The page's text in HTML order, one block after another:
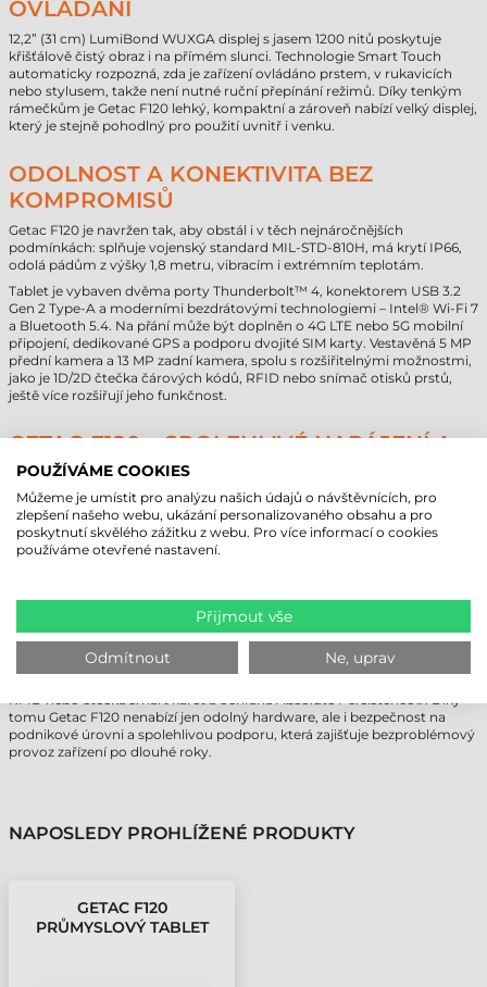
OVLÁDÁNÍ
12,2” (31 cm) LumiBond WUXGA displej s jasem 1200 nitů poskytuje
křišťálově čistý obraz i na přímém slunci. Technologie Smart Touch
automaticky rozpozná, zda je zařízení ovládáno prstem, v rukavicích
nebo stylusem, takže není nutné ruční přepínání režimů. Díky tenkým
rámečkům je Getac F120 lehký, kompaktní a zároveň nabízí velký displej,
který je stejně pohodlný pro použití uvnitř i venku.
ODOLNOST A KONEKTIVITA BEZ
KOMPROMISŮ
Getac F120 je navržen tak, aby obstál i v těch nejnáročnějších
podmínkách: splňuje vojenský standard MIL-STD-810H, má krytí IP66,
odolá pádům z výšky 1,8 metru, vibracím i extrémním teplotám.
Tablet je vybaven dvěma porty Thunderbolt™ 4, konektorem USB 3.2
Gen 2 Type-A a moderními bezdrátovými technologiemi – Intel® Wi-Fi 7
a Bluetooth 5.4. Na přání může být doplněn o 4G LTE nebo 5G mobilní
připojení, dedikované GPS a podporu dvojité SIM karty. Vestavěná 5 MP
přední kamera a 13 MP zadní kamera, spolu s rozšiřitelnými možnostmi,
jako je 1D/2D čtečka čárových kódů, RFID nebo snímač otisků prstů,
ještě více rozšiřují jeho funkčnost.
GETAC F120 – SPOLEHLIVÉ NAPÁJENÍ A
DLOUHÁ VÝDRŽ
Tablet funguje na dvojici vyměnitelných lithiových baterií s kapacitou
4070 mAh, které lze díky technologii hot-swap vyměnit i bez vypnutí
zařízení. Volitelně jsou k dispozici také vysokokapacitní baterie, takže ani
během dlouhých směn nebo nasazení v terénu není nutné přerušit
BEZPEČNOST A FIREMNÍ PODPORA
Výrobce klade velký důraz na ochranu dat: standardní výbavou je modul
TPM 2.0, Kensington zámek a Windows Hello rozpoznávání obličeje. Na
RFID nebo čtečka smart karet a ochrana Absolute Persistence®. Díky
tomu Getac F120 nenabízí jen odolný hardware, ale i bezpečnost na
podnikové úrovni a spolehlivou podporu, která zajišťuje bezproblémový
provoz zařízení po dlouhé roky.
NAPOSLEDY PROHLÍŽENÉ PRODUKTY
GETAC F120
PRŮMYSLOVÝ TABLET
POUŽÍVÁME COOKIES
Můžeme je umístit pro analýzu našich údajů o návštěvnících, pro
zlepšení našeho webu, ukázání personalizovaného obsahu a pro
poskytnutí skvělého zážitku z webu. Pro více informací o cookies
používáme otevřené nastavení.
Přijmout vše
Odmítnout Ne, uprav